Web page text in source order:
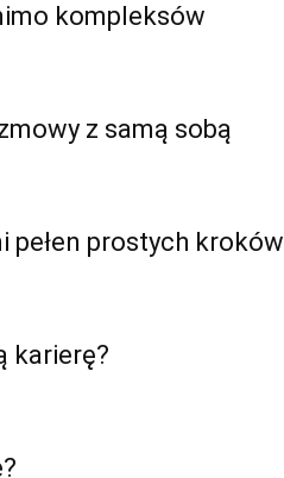
kompleksów
z samą sobą
pełen prostych kroków
karierę?